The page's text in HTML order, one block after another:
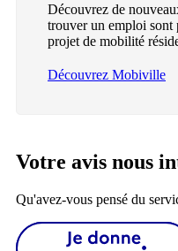
Découvrez de
trouver un emploi sont
projet de mobilité
Découvrez Mobiville
Votre avis nous
Qu'avez-vous pensé du